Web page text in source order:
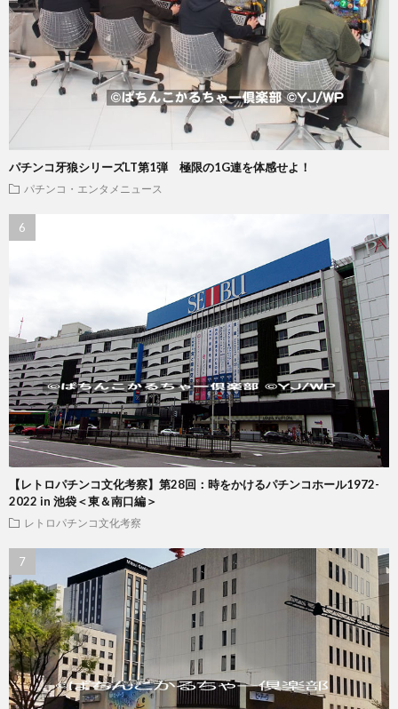
パチンコ牙狼シリーズLT第1弾 極限の1G連を体感せよ！
パチンコ・エンタメニュース
【レトロパチンコ文化考察】第28回：時をかけるパチンコホール1972-
2022 in 池袋＜東＆南口編＞
レトロパチンコ文化考察